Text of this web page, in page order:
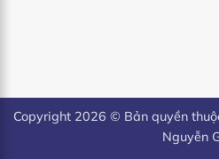
Copyright 2026 © Bản quyền
Nguyễn